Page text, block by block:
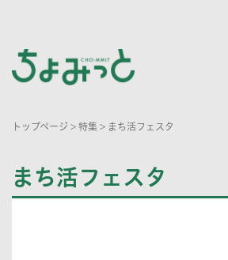
トップページ > 特集 > まち活フェスタ
まち活フェスタ